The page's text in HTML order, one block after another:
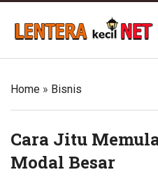
Home » Bisnis
Cara Jitu
Modal Besar